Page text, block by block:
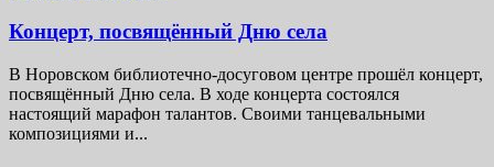
Концерт, посвящённый Дню села
В Норовском библиотечно-досуговом центре прошёл концерт,
посвящённый Дню села. В ходе концерта состоялся
настоящий марафон талантов. Своими танцевальными
композициями и...